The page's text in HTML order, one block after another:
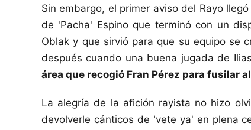
Sin embargo, el primer aviso del Rayo
de 'Pacha' Espino que terminó con un
Oblak y que sirvió para que su equipo se
después cuando una buena jugada de
área que recogió Fran Pérez para fusilar
La alegría de la afición rayista no hizo
devolverle cánticos de 'vete ya' en plena